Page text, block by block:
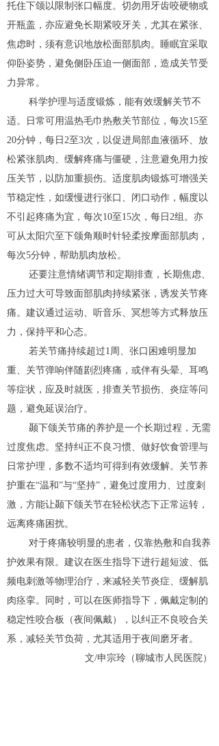
托住下颌以限制张口幅度。切勿用牙齿咬硬物或
开瓶盖，亦应避免长期紧咬牙关，尤其在紧张、
焦虑时，须有意识地放松面部肌肉。睡眠宜采取
仰卧姿势，避免侧卧压迫一侧面部，造成关节受
力异常。
科学护理与适度锻炼，能有效缓解关节不
适。日常可用温热毛巾热敷关节部位，每次15至
20分钟，每日2至3次，以促进局部血液循环、放
松紧张肌肉、缓解疼痛与僵硬，注意避免用力按
压关节，以防加重损伤。适度肌肉锻炼可增强关
节稳定性，如缓慢进行张口、闭口动作，幅度以
不引起疼痛为宜，每次10至15次，每日2组。亦
可从太阳穴至下颌角顺时针轻柔按摩面部肌肉，
每次5分钟，帮助肌肉放松。
还要注意情绪调节和定期排查，长期焦虑、
压力过大可导致面部肌肉持续紧张，诱发关节疼
痛。建议通过运动、听音乐、冥想等方式释放压
力，保持平和心态。
若关节痛持续超过1周、张口困难明显加
重、关节弹响伴随剧烈疼痛，或伴有头晕、耳鸣
等症状，应及时就医，排查关节损伤、炎症等问
题，避免延误治疗。
颞下颌关节痛的养护是一个长期过程，无需
过度焦虑。坚持纠正不良习惯、做好饮食管理与
日常护理，多数不适均可得到有效缓解。关节养
护重在“温和”与“坚持”，避免过度用力、过度刺
激，方能让颞下颌关节在轻松状态下正常运转，
远离疼痛困扰。
对于疼痛较明显的患者，仅靠热敷和自我养
护效果有限。建议在医生指导下进行超短波、低
频电刺激等物理治疗，来减轻关节炎症、缓解肌
肉痉挛。同时，可以在医师指导下，佩戴定制的
稳定性咬合板（夜间佩戴），以纠正不良咬合关
系，减轻关节负荷，尤其适用于夜间磨牙者。
文/申宗玲（聊城市人民医院）